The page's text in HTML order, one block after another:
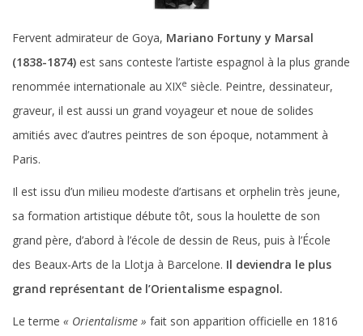
Fervent admirateur de Goya, Mariano Fortuny y Marsal
(1838-1874) est sans conteste l’artiste espagnol à la plus grande
renommée internationale au XIXe siècle. Peintre, dessinateur,
graveur, il est aussi un grand voyageur et noue de solides
amitiés avec d’autres peintres de son époque, notamment à
Paris.
Il est issu d’un milieu modeste d’artisans et orphelin très jeune,
sa formation artistique débute tôt, sous la houlette de son
grand père, d’abord à l’école de dessin de Reus, puis à l’École
des Beaux-Arts de la Llotja à Barcelone. Il deviendra le plus
grand représentant de l’Orientalisme espagnol.
Le terme « Orientalisme » fait son apparition officielle en 1816